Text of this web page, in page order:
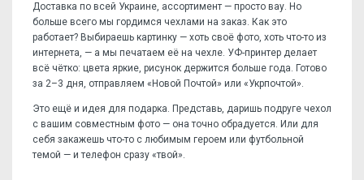
Доставка по всей Украине, ассортимент — просто вау. Но
больше всего мы гордимся чехлами на заказ. Как это
работает? Выбираешь картинку — хоть своё фото, хоть что-то из
интернета, — а мы печатаем её на чехле. УФ-принтер делает
всё чётко: цвета яркие, рисунок держится больше года. Готово
за 2–3 дня, отправляем «Новой Почтой» или «Укрпочтой».
Это ещё и идея для подарка. Представь, даришь подруге чехол
с вашим совместным фото — она точно обрадуется. Или для
себя закажешь что-то с любимым героем или футбольной
темой — и телефон сразу «твой».